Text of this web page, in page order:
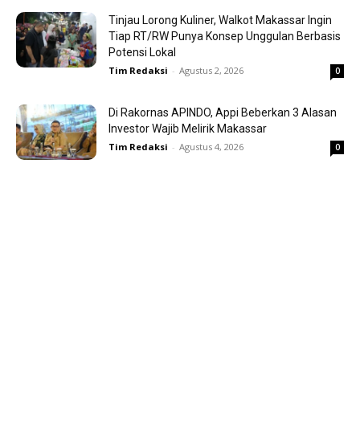
Tinjau Lorong Kuliner, Walkot Makassar Ingin
Tiap RT/RW Punya Konsep Unggulan Berbasis
Potensi Lokal
Tim Redaksi - Agustus 2, 2026 0
Di Rakornas APINDO, Appi Beberkan 3 Alasan
Investor Wajib Melirik Makassar
Tim Redaksi - Agustus 4, 2026 0